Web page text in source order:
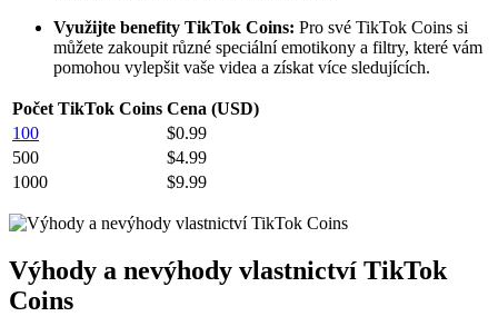
Využijte benefity TikTok Coins: Pro své TikTok Coins si
můžete zakoupit různé speciální emotikony a filtry, které vám
pomohou vylepšit vaše videa a získat více sledujících.
Počet TikTok Coins Cena (USD)
100
$0.99
500
$4.99
1000
$9.99
Výhody a nevýhody vlastnictví TikTok
Coins